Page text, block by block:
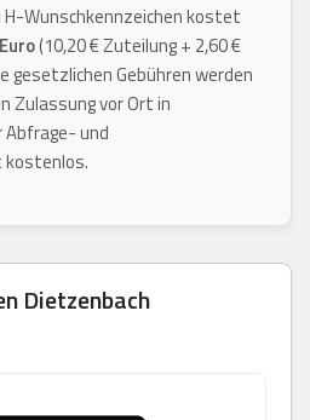
H-Wunschkennzeichen kostet
(10,20 € Zuteilung + 2,60 €
gesetzlichen Gebühren werden
Zulassung vor Ort in
Abfrage- und
kostenlos.
Dietzenbach